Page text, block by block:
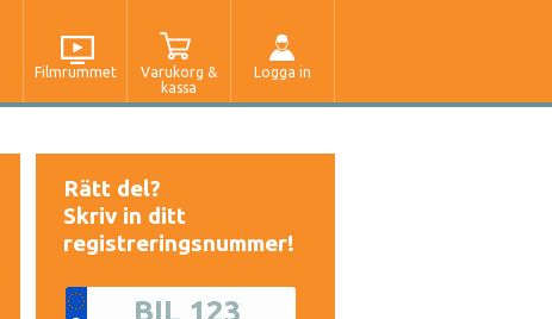
Filmrummet
Varukorg &
kassa
Logga in
Rätt del?
Skriv in ditt
registreringsnummer!